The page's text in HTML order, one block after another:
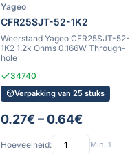
Yageo
CFR25SJT-52-1K2
Weerstand Yageo CFR25SJT-52-
1K2 1.2k Ohms 0.166W Through-
hole
34740
Verpakking van 25 stuks
0.27€ – 0.64€
Hoeveelheid: Min: 1